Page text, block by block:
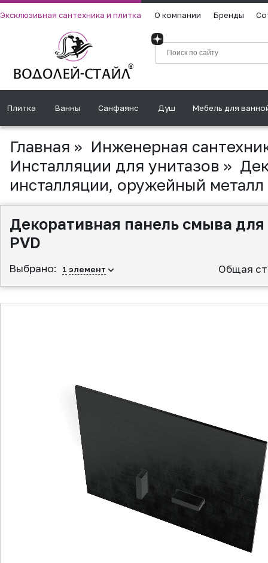
Эксклюзивная сантехника и плитка О компании Бренды
Плитка Ванны Санфаянс Душ Мебель для
Главная » Инженерная
Инсталляции для унитазов »
инсталляции, оружейный металл
Декоративная панель смыва
PVD
Выбрано: 1 элемент Общая